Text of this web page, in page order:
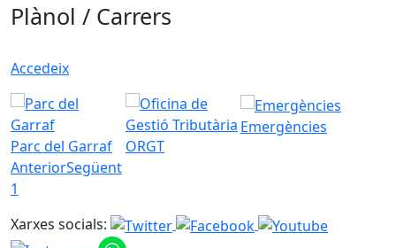
Plànol / Carrers
Accedeix
Parc del Garraf ORGT
Emergències
AnteriorSegüent
1
Xarxes socials: